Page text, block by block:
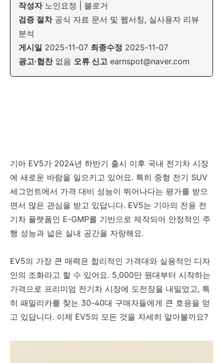
작성자노인요정 | 블로거
검증 절차공식 자료 문서 및 웹서칭, 실사용자 리뷰
분석
게시일 2025-11-07 최종수정 2025-11-07
광고·협찬없음 오류 신고 earnspot@naver.com
기아 EV5가 2024년 하반기 출시 이후 국내 전기차 시장
에 새로운 바람을 일으키고 있어요. 특히 중형 전기 SUV
세그먼트에서 가격 대비 성능이 뛰어나다는 평가를 받으
면서 많은 관심을 받고 있답니다. EV5는 기아의 전용 전
기차 플랫폼인 E-GMP를 기반으로 제작되어 안정적인 주
행 성능과 넓은 실내 공간을 자랑해요.
EV5의 가장 큰 매력은 합리적인 가격대와 실용적인 디자
인의 조화라고 할 수 있어요. 5,000만 원대부터 시작하는
가격으로 프리미엄 전기차 시장에 도전장을 내밀었고, 특
히 패밀리카를 찾는 30-40대 구매자들에게 큰 호응을 얻
고 있답니다. 이제 EV5의 모든 것을 자세히 알아볼까요?